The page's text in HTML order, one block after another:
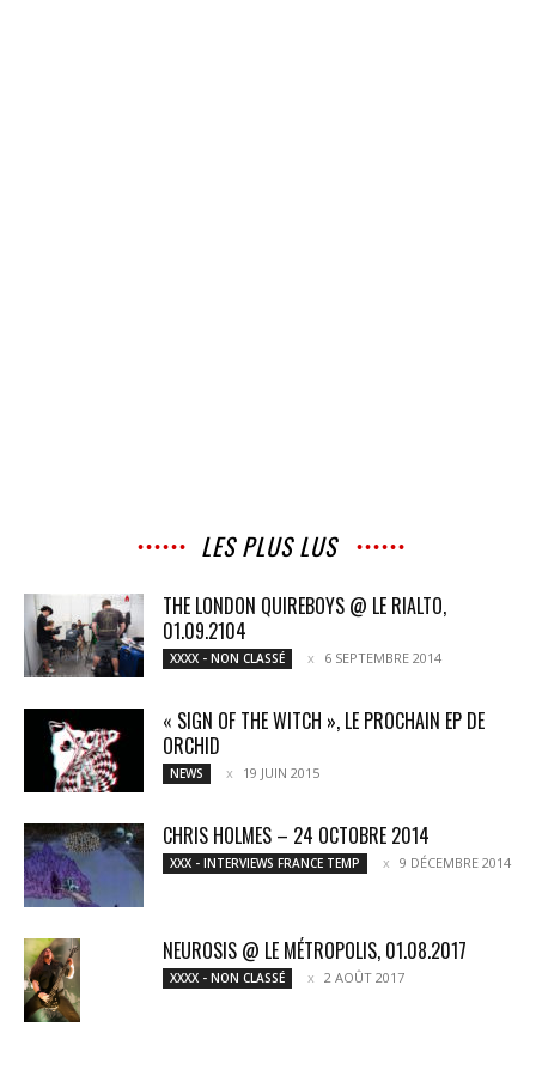
LES PLUS LUS
THE LONDON QUIREBOYS @ LE RIALTO,
01.09.2104
XXXX - NON CLASSÉ 6 SEPTEMBRE 2014
« SIGN OF THE WITCH », LE PROCHAIN EP DE
ORCHID
NEWS 19 JUIN 2015
CHRIS HOLMES – 24 OCTOBRE 2014
XXX - INTERVIEWS FRANCE TEMP 9 DÉCEMBRE 2014
NEUROSIS @ LE MÉTROPOLIS, 01.08.2017
XXXX - NON CLASSÉ 2 AOÛT 2017